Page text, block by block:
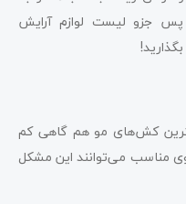
جزو لیست لوازم آرایش
کش‌های مو هم گاهی کم
مناسب می‌توانند این مشکل